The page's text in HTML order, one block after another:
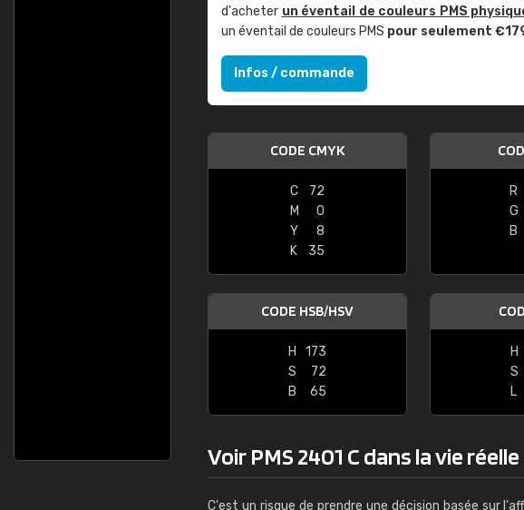
d'acheter un éventail de couleurs PMS
un éventail de couleurs PMS pour seulement
Infos / commande
CODE CMYK
C
72
M
0
Y
8
K
35
R
G
B
CODE HSB/HSV
H
173
S
72
B
65
H
S
L
Voir PMS 2401 C dans la vie réelle
C'est un risque de prendre une décision basée sur